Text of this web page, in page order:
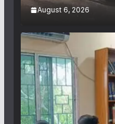
August 6, 2026